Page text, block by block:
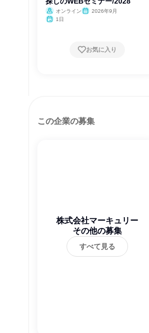
オンライン
2026年9月
1日
お気に入り
この企業の募集
株式会社マーキュリー
その他の募集
すべて見る